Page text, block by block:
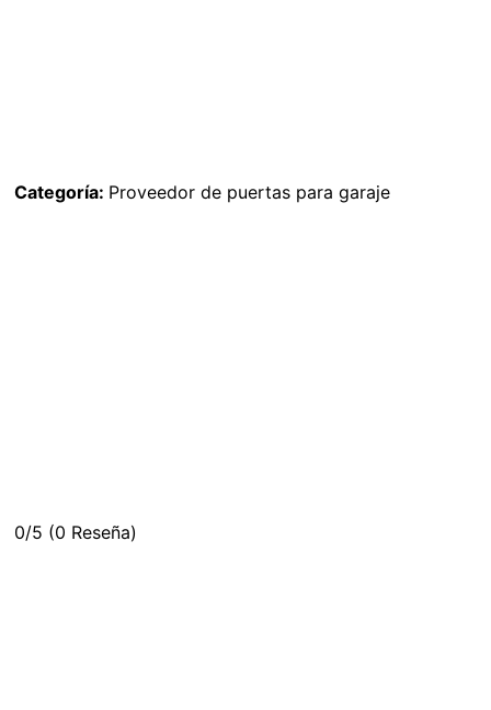
Categoría: Proveedor de puertas para garaje
0/5 (0 Reseña)